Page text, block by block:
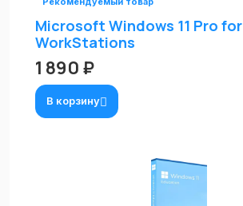
Microsoft Windows 11 Pro for
WorkStations
1 890 ₽
В корзину